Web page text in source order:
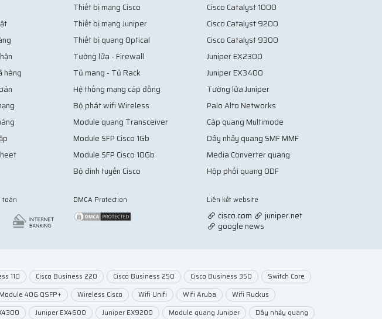
hàng
toán
Thiết bị mạng Cisco
Thiết bị mạng Juniper
Thiết bị quang Optical
Tường lửa - Firewall
Tủ mang - Tủ Rack
Hệ thống mạng cáp đồng
Bộ phát wifi Wireless
Module quang Transceiver
Module SFP Cisco 1Gb
Module SFP Cisco 10Gb
Bộ đinh tuyến Cisco
DMCA Protection
Cisco Catalyst 1000
Cisco Catalyst 9200
Cisco Catalyst 9300
Juniper EX2300
Juniper EX3400
Tường lửa Juniper
Palo Alto Networks
Cáp quang Multimode
Dây nhảy quang SMF MMF
Media Converter quang
Hộp phối quang ODF
Liên kết website
cisco.com
juniper.net
google news
110 Cisco Business 220 Cisco Business 250 Cisco Business 350
Switch Core
Module 40G QSFP+ Wireless Cisco Wifi Unifi Wifi Aruba
Wifi Ruckus
Juniper EX4600 Juniper EX9200 Module quang Juniper Dây nhảy quang